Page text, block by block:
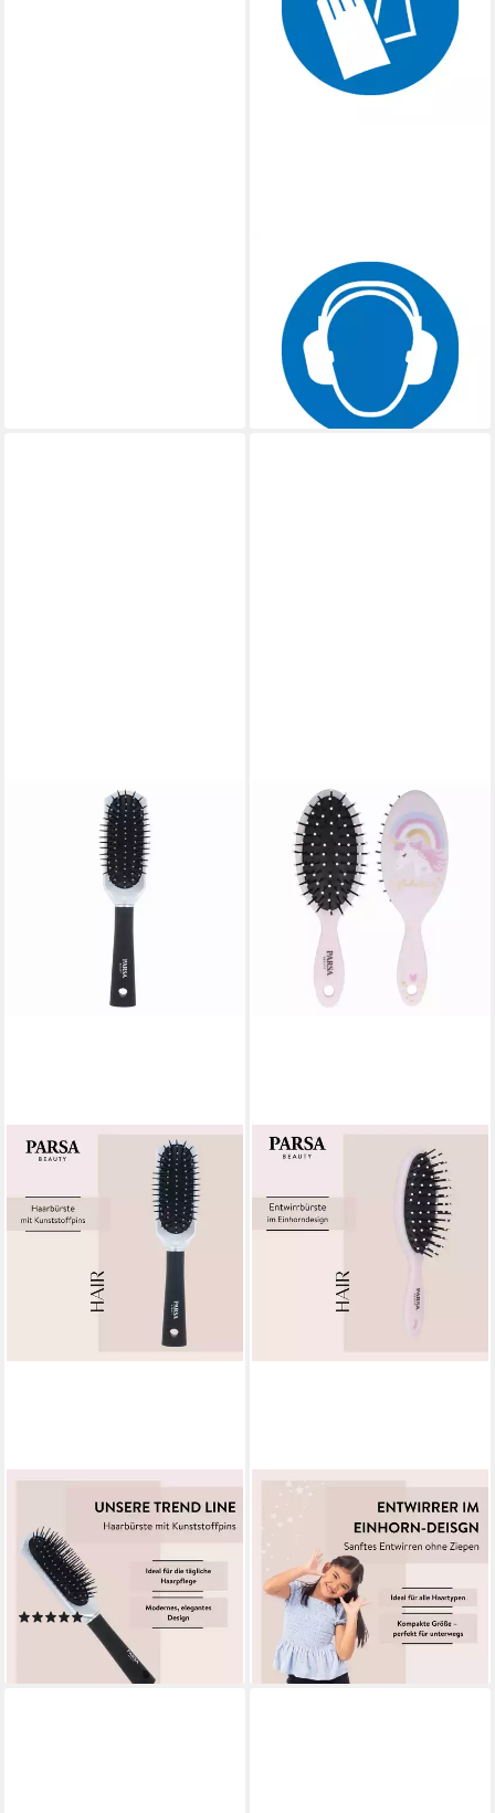
Rundbürste PFERD TOOLS
Rundbürste schmal ungezopft
RBU Ø125x12x14 mm
Bohrung
42,51 €
lieferbar - in 3-4 Werktagen bei dir
Haarbürste Essential
Stylingbürste Silber,
Schonendes Entwirren &
Styling
(1)
lieferbar - in 2-3 Werktagen bei dir
Haarbürste Kids Haarbürste
Einhorn Regenbogen, sanftes
Entwirren ohne Ziepen
4,99 €
lieferbar - in 2-3 Werktagen bei dir